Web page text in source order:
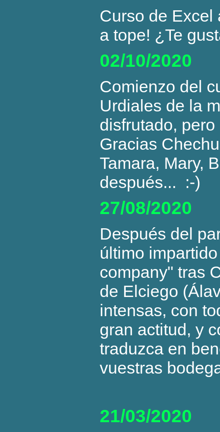
Curso de Excel
a tope! ¿Te
02/10/2020
Comienzo del
Urdiales de la
disfrutado,
Gracias
Tamara, Mary,
después... :-)
27/08/2020
Después del
último
company" tras
de Elciego
intensas, con
gran actitud, y
traduzca en
vuestras
21/03/2020